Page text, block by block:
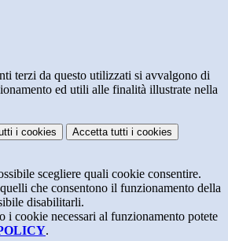
terzi da questo utilizzati si avvalgono di
ed utili alle finalità illustrate nella
i cookies Accetta tutti i cookies
scegliere quali cookie consentire.
che consentono il funzionamento della
disabilitarli.
i cookie necessari al funzionamento potete
.